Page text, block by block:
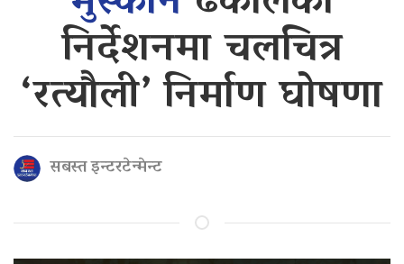
निर्देशनमा चलचित्र
‘रत्यौली’ निर्माण घोषणा
सबस्त इन्टरटेन्मेन्ट